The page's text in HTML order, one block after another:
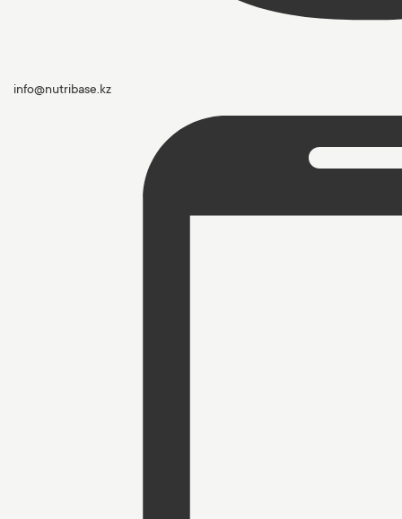
info@nutribase.kz